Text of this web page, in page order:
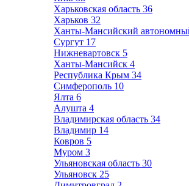
Харьковская область 36
Харьков 32
Ханты-Мансийский
Сургут 17
Нижневартовск 5
Ханты-Мансийск 4
Республика Крым 34
Симферополь 10
Ялта 6
Алушта 4
Владимирская область 34
Владимир 14
Ковров 5
Муром 3
Ульяновская область 30
Ульяновск 25